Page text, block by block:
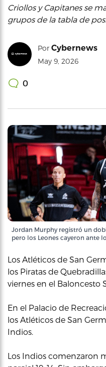
Criollos y Capitanes se
grupos de la tabla de
Por Cybernews
May 9, 2026
0
Jordan Murphy registró un
pero los Leones cayeron ante
Los Atléticos de San
los Piratas de
viernes en el Baloncesto
En el Palacio de
los Atléticos de San
Indios.
Los Indios comenzaron